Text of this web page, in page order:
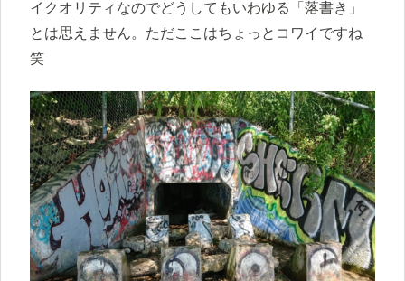
イクオリティなのでどうしてもいわゆる「落書き」
とは思えません。ただここはちょっとコワイですね
笑